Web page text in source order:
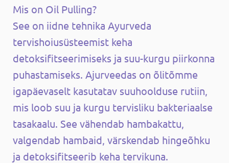
Mis on Oil Pulling?
See on iidne tehnika Ayurveda
tervishoiusüsteemist keha
detoksifitseerimiseks ja suu-kurgu piirkonna
puhastamiseks. Ajurveedas on õlitõmme
igapäevaselt kasutatav suuhoolduse rutiin,
mis loob suu ja kurgu tervisliku bakteriaalse
tasakaalu. See vähendab hambakattu,
valgendab hambaid, värskendab hingeõhku
ja detoksifitseerib keha tervikuna.